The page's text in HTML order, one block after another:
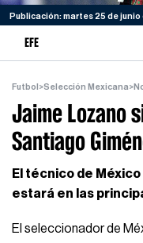
Publicación: martes 25 de
EFE
Futbol >Selección Mexicana>
Jaime Lozano
Santiago
El técnico de
estará en las
El seleccionador de